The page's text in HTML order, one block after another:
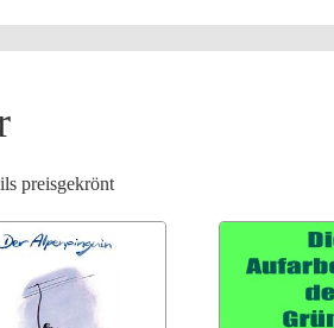
preisgekrönt